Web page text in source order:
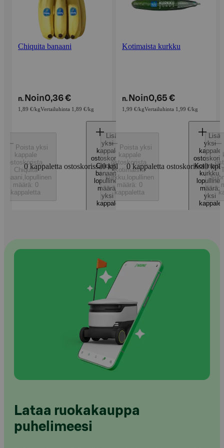
Chiquita banaani
n. Noin0,36 €
1,89 €/kgVertailuhinta 1,89 €/kg
Poista yksi
kappale
ostoskorista
Chiquita
banaani lopullinen
määrä: 0
kappaletta
0 kappaletta ostoskorissa0 kpl
Lisää
yksi
kappale
ostoskoriin,
Chiquita
banaani,
lopullinen
määrä:
yksi
kappale
Kotimaista kurkku
n. Noin0,65 €
1,99 €/kgVertailuhinta 1,99 €/kg
Poista yksi
kappale
ostoskorista
Kotimaista
kurkku lopullinen
määrä: 0
kappaletta
0 kappaletta ostoskorissa0 kpl
Lisää
yksi
kappale
kurkku,
lopullinen
määrä:
yksi
kappale
Lataa ruokakauppa
puhelimeesi